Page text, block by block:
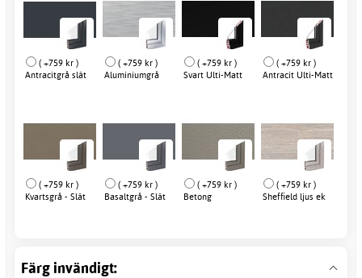
( +759 kr )
Antracitgrå slät
( +759 kr )
Aluminiumgrå
( +759 kr )
Svart Ulti-Matt
( +759 kr )
Antracit Ulti-Matt
( +759 kr )
Kvartsgrå - Slät
( +759 kr )
Basaltgrå - Slät
( +759 kr )
Betong
( +759 kr )
Sheffield ljus ek
Färg invändigt: